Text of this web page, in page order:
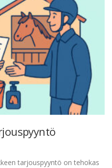
tarjouspyyntö on tehokas